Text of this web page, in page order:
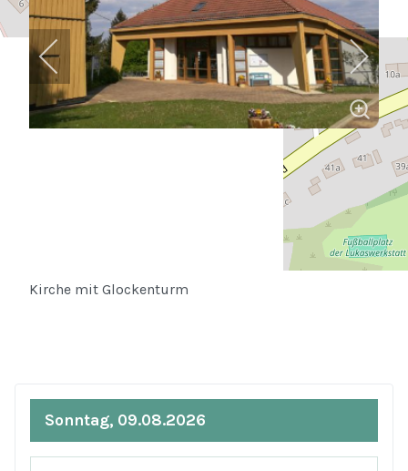
Kirche mit Glockenturm
Sonntag, 09.08.2026